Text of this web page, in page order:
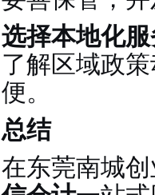
选择本地化
了解区域政
便。
总结
在东莞南城